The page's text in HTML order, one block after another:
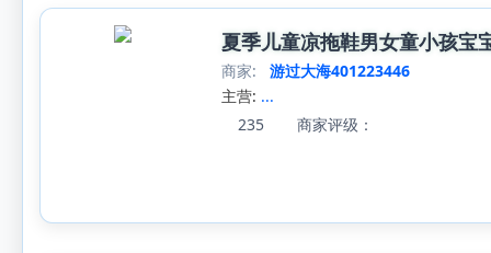
夏季儿童凉拖鞋男女童小孩宝
商家:
游过大海401223446
主营: ...
235
商家评级：